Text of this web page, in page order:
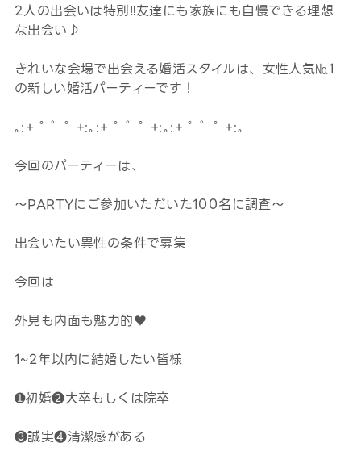
2人の出会いは特別‼友達にも家族にも自慢できる理想
な出会い♪
きれいな会場で出会える婚活スタイルは、女性人気№1
の新しい婚活パーティーです！
｡:+ ﾟ ゜ﾟ +:｡:+ ﾟ ゜ﾟ +:｡:+ ﾟ ゜ﾟ +:｡
今回のパーティーは、
～PARTYにご参加いただいた100名に調査～
出会いたい異性の条件で募集
今回は
外見も内面も魅力的♥
1~2年以内に結婚したい皆様
➊初婚❷大卒もしくは院卒
❸誠実❹清潔感がある